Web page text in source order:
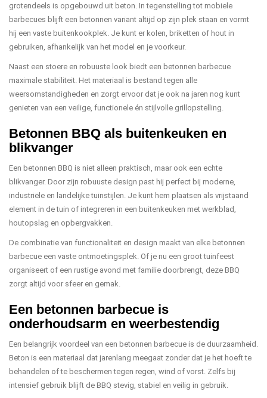
grotendeels is opgebouwd uit beton. In tegenstelling tot mobiele
barbecues blijft een betonnen variant altijd op zijn plek staan en vormt
hij een vaste buitenkookplek. Je kunt er kolen, briketten of hout in
gebruiken, afhankelijk van het model en je voorkeur.
Naast een stoere en robuuste look biedt een betonnen barbecue
maximale stabiliteit. Het materiaal is bestand tegen alle
weersomstandigheden en zorgt ervoor dat je ook na jaren nog kunt
genieten van een veilige, functionele én stijlvolle grillopstelling.
Betonnen BBQ als buitenkeuken en
blikvanger
Een betonnen BBQ is niet alleen praktisch, maar ook een echte
blikvanger. Door zijn robuuste design past hij perfect bij moderne,
industriële en landelijke tuinstijlen. Je kunt hem plaatsen als vrijstaand
element in de tuin of integreren in een buitenkeuken met werkblad,
houtopslag en opbergvakken.
De combinatie van functionaliteit en design maakt van elke betonnen
barbecue een vaste ontmoetingsplek. Of je nu een groot tuinfeest
organiseert of een rustige avond met familie doorbrengt, deze BBQ
zorgt altijd voor sfeer en gemak.
Een betonnen barbecue is
onderhoudsarm en weerbestendig
Een belangrijk voordeel van een betonnen barbecue is de duurzaamheid.
Beton is een materiaal dat jarenlang meegaat zonder dat je het hoeft te
behandelen of te beschermen tegen regen, wind of vorst. Zelfs bij
intensief gebruik blijft de BBQ stevig, stabiel en veilig in gebruik.